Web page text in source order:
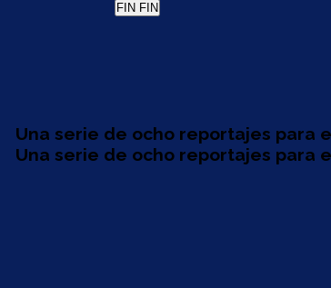
FIN FIN
Una serie de ocho reportajes para
Una serie de ocho reportajes para